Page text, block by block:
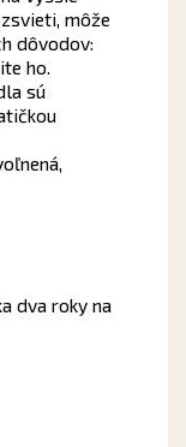
môže
dôvodov:
ho.
sú
dva roky na